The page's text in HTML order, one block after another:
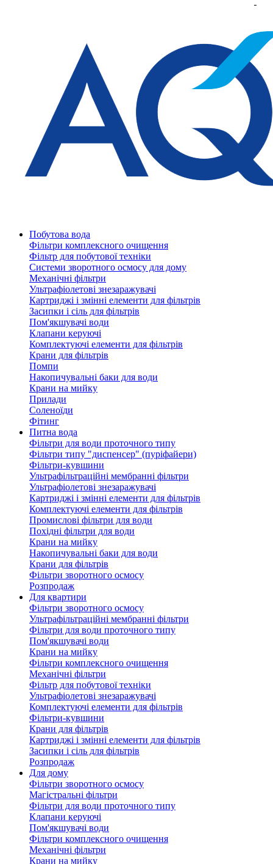
Побутова вода
Фільтри комплексного очищення
Фільтр для побутової техніки
Системи зворотного осмосу для дому
Механічні фільтри
Ультрафіолетові знезаражувачі
Картриджі і змінні елементи для фільтрів
Засипки і сіль для фільтрів
Пом'якшувачі води
Клапани керуючі
Комплектуючі елементи для фільтрів
Крани для фільтрів
Помпи
Накопичувальні баки для води
Крани на мийку
Прилади
Соленоїди
Фітинг
Питна вода
Фільтри для води проточного типу
Фільтри типу "диспенсер" (пуріфайери)
Фільтри-кувшини
Ультрафільтраційні мембранні фільтри
Ультрафіолетові знезаражувачі
Картриджі і змінні елементи для фільтрів
Комплектуючі елементи для фільтрів
Промислові фільтри для води
Похідні фільтри для води
Крани на мийку
Накопичувальні баки для води
Крани для фільтрів
Фільтри зворотного осмосу
Розпродаж
Для квартири
Фільтри зворотного осмосу
Ультрафільтраційні мембранні фільтри
Фільтри для води проточного типу
Пом'якшувачі води
Крани на мийку
Фільтри комплексного очищення
Механічні фільтри
Фільтр для побутової техніки
Ультрафіолетові знезаражувачі
Комплектуючі елементи для фільтрів
Фільтри-кувшини
Крани для фільтрів
Картриджі і змінні елементи для фільтрів
Засипки і сіль для фільтрів
Розпродаж
Для дому
Фільтри зворотного осмосу
Магістральні фільтри
Фільтри для води проточного типу
Клапани керуючі
Пом'якшувачі води
Фільтри комплексного очищення
Механічні фільтри
Крани на мийку